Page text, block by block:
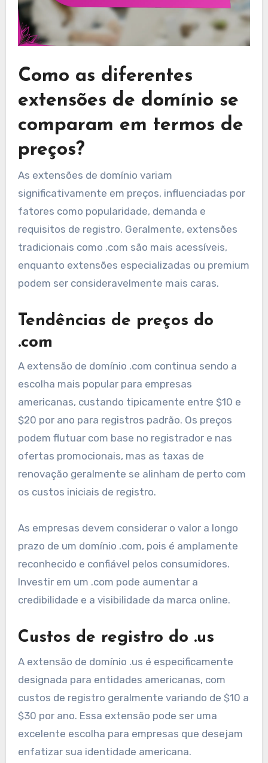
Como as diferentes
extensões de domínio se
comparam em termos de
preços?
As extensões de domínio variam
significativamente em preços, influenciadas por
fatores como popularidade, demanda e
requisitos de registro. Geralmente, extensões
tradicionais como .com são mais acessíveis,
enquanto extensões especializadas ou premium
podem ser consideravelmente mais caras.
Tendências de preços do
.com
A extensão de domínio .com continua sendo a
escolha mais popular para empresas
americanas, custando tipicamente entre $10 e
$20 por ano para registros padrão. Os preços
podem flutuar com base no registrador e nas
ofertas promocionais, mas as taxas de
renovação geralmente se alinham de perto com
os custos iniciais de registro.
As empresas devem considerar o valor a longo
prazo de um domínio .com, pois é amplamente
reconhecido e confiável pelos consumidores.
Investir em um .com pode aumentar a
credibilidade e a visibilidade da marca online.
Custos de registro do .us
A extensão de domínio .us é especificamente
designada para entidades americanas, com
custos de registro geralmente variando de $10 a
$30 por ano. Essa extensão pode ser uma
excelente escolha para empresas que desejam
enfatizar sua identidade americana.